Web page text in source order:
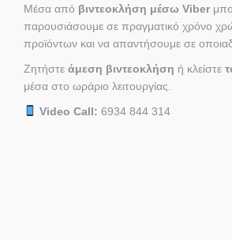
Μέσα από βιντεοκλήση μέσω Viber
παρουσιάσουμε σε πραγματικό χρόνο
προϊόντων και να απαντήσουμε σε
Ζητήστε άμεση βιντεοκλήση ή κλείστε
μέσα στο ωράριο λειτουργίας.
Video Call: 6934 844 314